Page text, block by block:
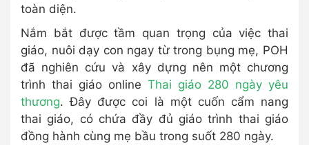
toàn diện.
Nắm bắt được tầm quan trọng của việc thai
giáo, nuôi dạy con ngay từ trong bụng mẹ, POH
đã nghiên cứu và xây dựng nên một chương
trình thai giáo online Thai giáo 280 ngày yêu
thương. Đây được coi là một cuốn cẩm nang
thai giáo, có chứa đầy đủ giáo trình thai giáo
đồng hành cùng mẹ bầu trong suốt 280 ngày.